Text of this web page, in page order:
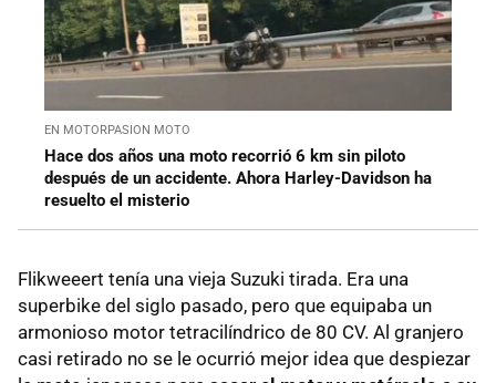
EN MOTORPASION MOTO
Hace dos años una moto recorrió 6 km sin piloto
después de un accidente. Ahora Harley-Davidson ha
resuelto el misterio
Flikweeert tenía una vieja Suzuki tirada. Era una
superbike del siglo pasado, pero que equipaba un
armonioso motor tetracilíndrico de 80 CV. Al granjero
casi retirado no se le ocurrió mejor idea que despiezar